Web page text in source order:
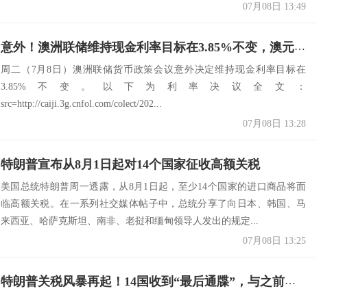
07月08日 13:49
意外！澳洲联储维持现金利率目标在3.85%不变，澳元兑美元短线拉升逾30点
周二（7月8日）澳洲联储货币政策会议意外决定维持现金利率目标在
3.85%不变。以下为利率决议全文：
src=http://caiji.3g.cnfol.com/colect/202...
07月08日 13:28
特朗普宣布从8月1日起对14个国家征收高额关税
美国总统特朗普周一透露，从8月1日起，至少14个国家的进口商品将面
临高额关税。在一系列社交媒体帖子中，总统分享了向日本、韩国、马
来西亚、哈萨克斯坦、南非、老挝和缅甸领导人发出的规定...
07月08日 13:25
特朗普关税风暴再起！14国收到“最后通牒”，与之前的关税威胁有何不同？